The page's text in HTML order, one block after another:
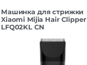
Машинка для стрижки
Xiaomi Mijia Hair Clipper
LFQ02KL CN